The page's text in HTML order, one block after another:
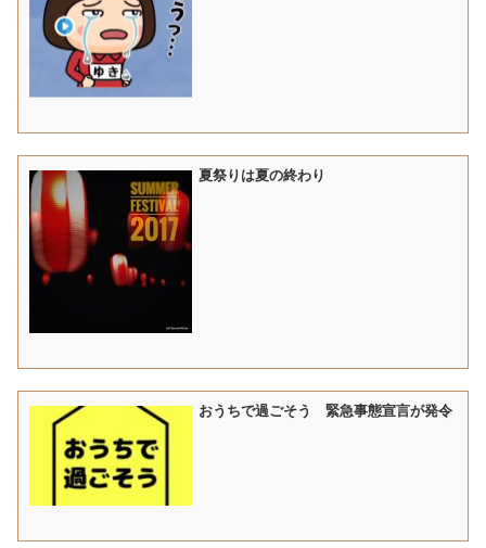
夏祭りは夏の終わり
おうちで過ごそう 緊急事態宣言が発令